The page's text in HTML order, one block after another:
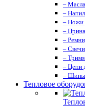
–
–
– Ножи
–
–
–
–
– Цепи
– Шины
Тепловое